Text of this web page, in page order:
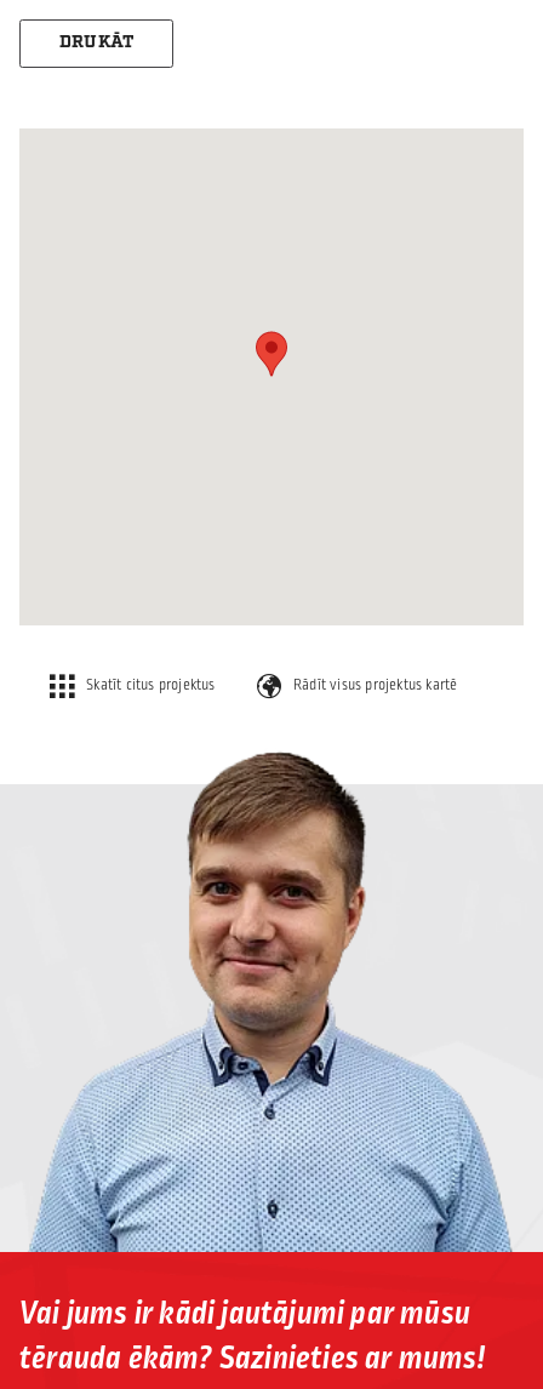
DRUKĀT
Skatīt citus projektus Rādīt visus projektus kartē
Vai jums ir kādi jautājumi par mūsu
tērauda ēkām? Sazinieties ar mums!